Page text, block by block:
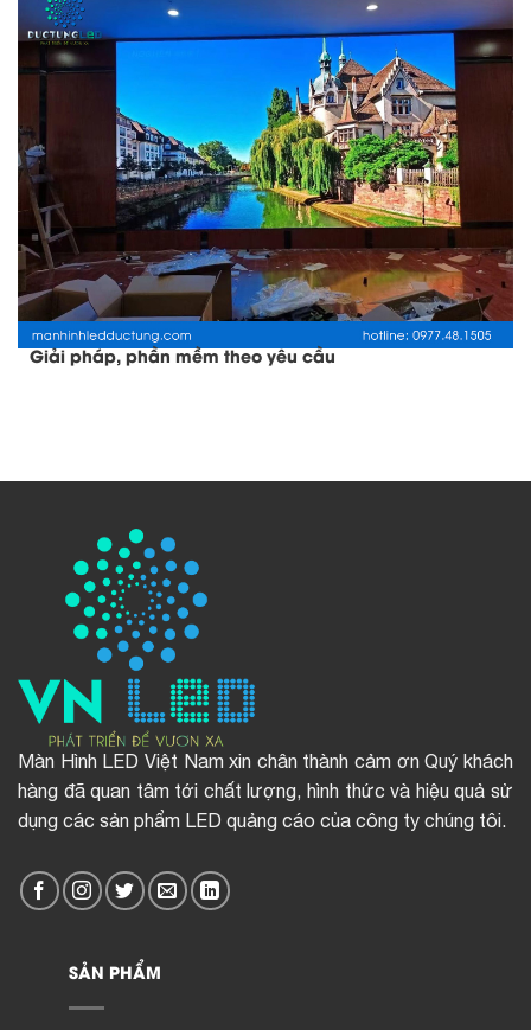
Giải pháp, phần mềm theo yêu cầu
Màn Hình LED Việt Nam xin chân thành cảm ơn Quý khách
hàng đã quan tâm tới chất lượng, hình thức và hiệu quả sử
dụng các sản phẩm LED quảng cáo của công ty chúng tôi.
SẢN PHẨM